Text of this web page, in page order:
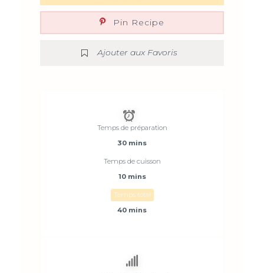
Pin Recipe
Ajouter aux Favoris
Temps de préparation
30 mins
Temps de cuisson
10 mins
Temps total
40 mins